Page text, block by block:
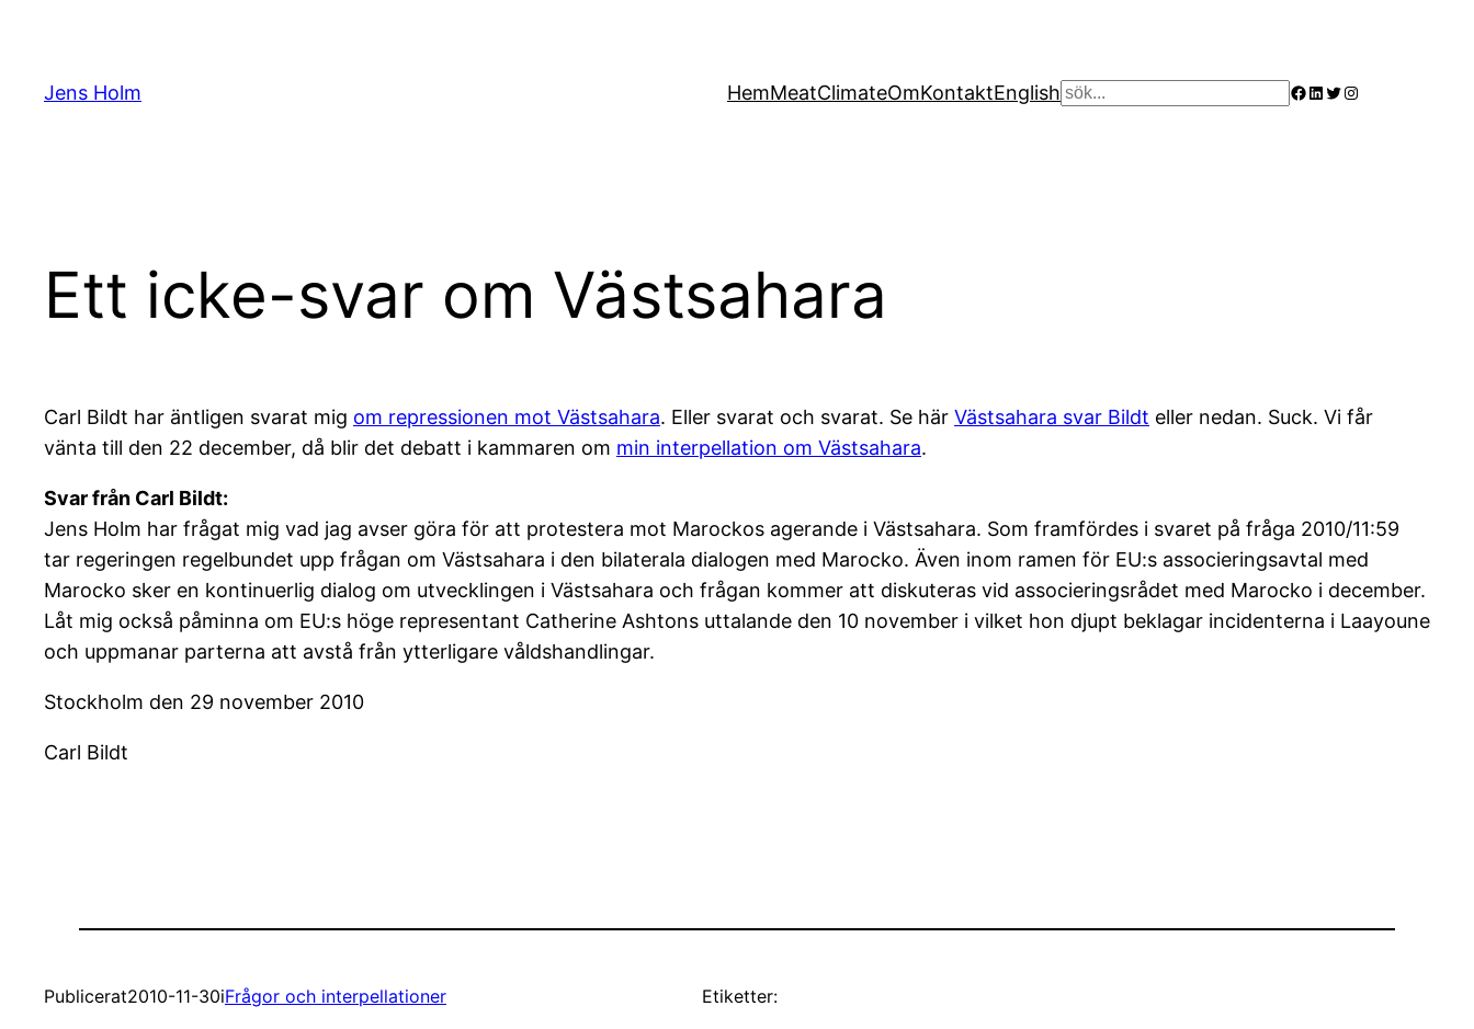
innehåll
Jens Holm HemMeatClimateOmKontaktEnglish Sök Facebook
LinkedIn
Twitter
Instagram
Ett icke-svar om Västsahara
Carl Bildt har äntligen svarat mig om repressionen mot Västsahara. Eller svarat och svarat. Se här Västsahara svar Bildt eller nedan. Suck. Vi får
vänta till den 22 december, då blir det debatt i kammaren om min interpellation om Västsahara.
Svar från Carl Bildt:
Jens Holm har frågat mig vad jag avser göra för att protestera mot Marockos agerande i Västsahara. Som framfördes i svaret på fråga 2010/11:59
tar regeringen regelbundet upp frågan om Västsahara i den bilaterala dialogen med Marocko. Även inom ramen för EU:s associeringsavtal med
Marocko sker en kontinuerlig dialog om utvecklingen i Västsahara och frågan kommer att diskuteras vid associeringsrådet med Marocko i december.
Låt mig också påminna om EU:s höge representant Catherine Ashtons uttalande den 10 november i vilket hon djupt beklagar incidenterna i Laayoune
och uppmanar parterna att avstå från ytterligare våldshandlingar.
Stockholm den 29 november 2010
Carl Bildt
Publicerat2010-11-30iFrågor och interpellationer Etiketter: